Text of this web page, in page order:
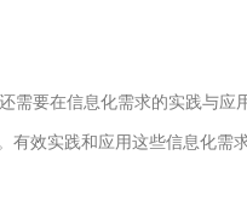
需要在信息化需求的实践与
有效实践和应用这些信息化需